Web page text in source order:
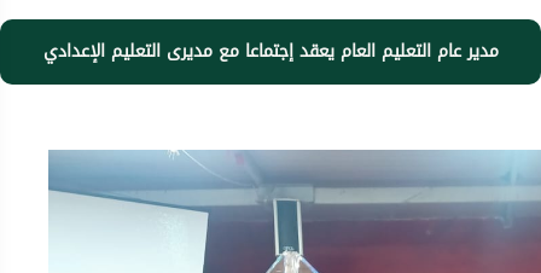
مدير عام التعليم العام يعقد إجتماعا مع مديرى التعليم الإعدادي